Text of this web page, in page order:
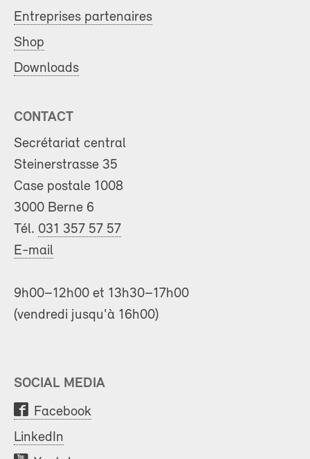
Entreprises partenaires
Shop
Downloads
CONTACT
Secrétariat central
Steinerstrasse 35
Case postale 1008
3000 Berne 6
Tél. 031 357 57 57
E-mail
9h00–12h00 et 13h30–17h00
(vendredi jusqu'à 16h00)
SOCIAL MEDIA
Facebook
LinkedIn